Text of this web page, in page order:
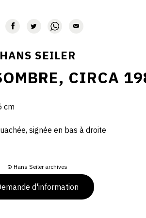
HANS SEILER
CIRCA
cm
signée en bas à droite
© Hans Seiler archives
d'information